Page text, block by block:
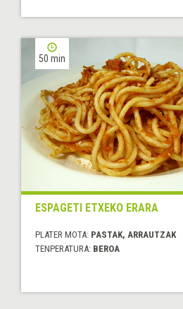
50 min
ESPAGETI ETXEKO ERARA
PLATER MOTA: PASTAK, ARRAUTZAK
TENPERATURA: BEROA